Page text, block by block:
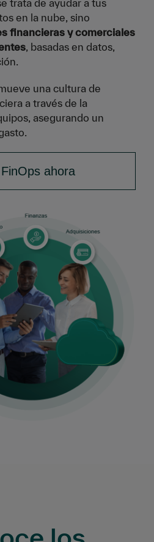
trata de ayudar a tus
en la nube, sino
financieras y comerciales
, basadas en datos,
una cultura de
a través de la
asegurando un
ahora